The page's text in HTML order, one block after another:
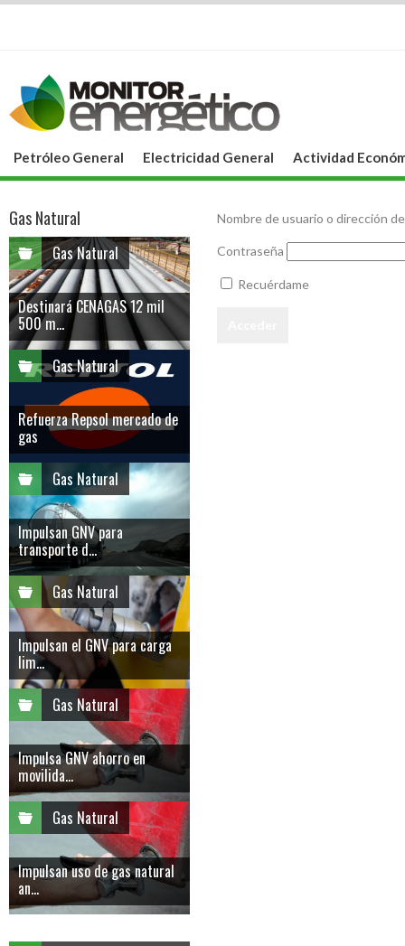
Petróleo General Electricidad General Actividad
Nombre de usuario o dirección
Contraseña
Recuérdame
Gas Natural
Gas Natural
Destinará CENAGAS 12 mil
500 m...
Gas Natural
Refuerza Repsol mercado de
gas
Gas Natural
Impulsan GNV para
transporte d...
Gas Natural
Impulsan el GNV para carga
lim...
Gas Natural
Impulsa GNV ahorro en
movilida...
Gas Natural
Impulsan uso de gas natural
an...